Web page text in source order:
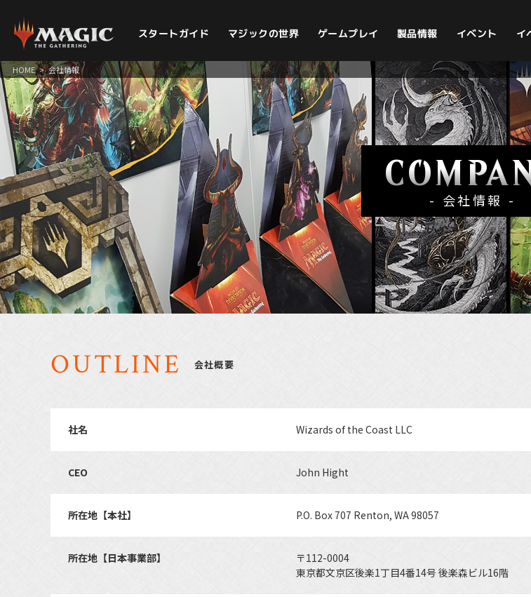
スタートガイド マジックの世界 ゲームプレイ 製品情報 イベント イ
HOME > 会社情報
- 会社情報 -
OUTLINE 会社概要
社名 Wizards of the Coast LLC
CEO John Hight
所在地【本社】 P.O. Box 707 Renton, WA 98057
所在地【日本事業部】
〒112-0004
東京都文京区後楽1丁目4番14号 後楽森ビル16階